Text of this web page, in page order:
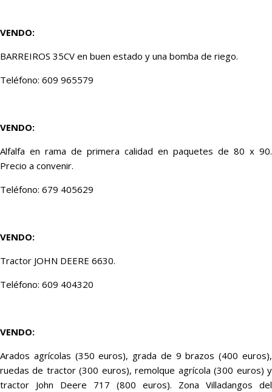
VENDO:
BARREIROS 35CV en buen estado y una bomba de riego.
Teléfono: 609 965579
VENDO:
Alfalfa en rama de primera calidad en paquetes de 80 x 90.
Precio a convenir.
Teléfono: 679 405629
VENDO:
Tractor JOHN DEERE 6630.
Teléfono: 609 404320
VENDO:
Arados agrícolas (350 euros), grada de 9 brazos (400 euros),
ruedas de tractor (300 euros), remolque agrícola (300 euros) y
tractor John Deere 717 (800 euros). Zona Villadangos del